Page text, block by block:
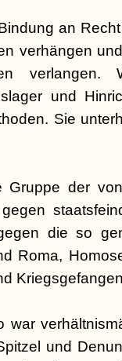
an
verhängen
verlangen.
und
Sie
der
die so
Roma,
war
und